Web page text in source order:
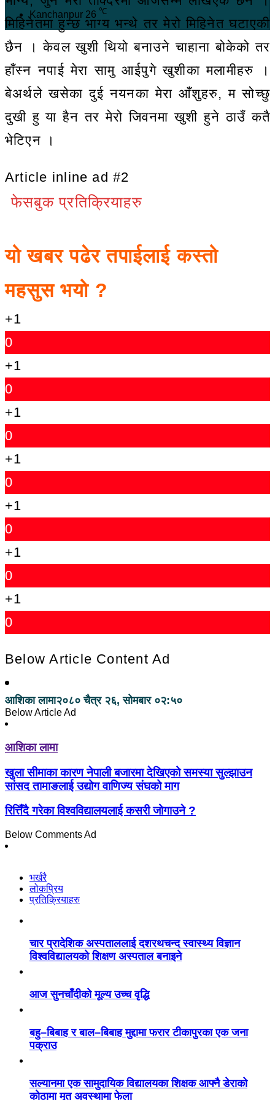
Kanchanpur 26 ℃
मिहिनेतमा हुन्छ भाग्य भन्थे तर मेरो मिहिनेत घटाएकी
छैन । केवल खुशी थियो बनाउने चाहाना बोकेको तर
हाँस्न नपाई मेरा सामु आईपुगे खुशीका मलामीहरु ।
बेअर्थले खसेका दुई नयनका मेरा आँशुहरु, म सोच्छु
दुखी हु या हैन तर मेरो जिवनमा खुशी हुने ठाउँ कतै
भेटिएन ।
Article inline ad #2
फेसबुक प्रतिक्रियाहरु
यो खबर पढेर तपाईलाई कस्तो
महसुस भयो ?
+1
0
+1
0
+1
0
+1
0
+1
0
+1
0
+1
0
Below Article Content Ad
आशिका लामा२०८० चैत्र २६, सोमबार ०२:५०
Below Article Ad
आशिका लामा
खुला सीमाका कारण नेपाली बजारमा देखिएको समस्या सुल्झाउन
सांसद तामाङलाई उद्योग वाणिज्य संघको माग
रित्तिँदै गरेका विश्वविद्यालयलाई कसरी जोगाउने ?
Below Comments Ad
भर्खरै
लोकप्रिय
प्रतिक्रियाहरु
चार प्रादेशिक अस्पताललाई दशरथचन्द स्वास्थ्य विज्ञान
विश्वविद्यालयको शिक्षण अस्पताल बनाइने
आज सुनचाँदीको मूल्य उच्च वृद्धि
बहु–बिबाह र बाल–बिबाह मुद्दामा फरार टीकापुरका एक जना
पक्राउ
सल्यानमा एक सामुदायिक विद्यालयका शिक्षक आफ्नै डेराको
कोठामा मृत अवस्थामा फेला